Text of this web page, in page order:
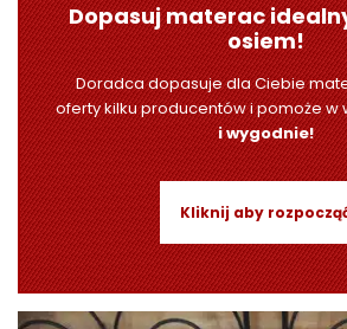
Dopasuj materac
osiem!
Doradca dopasuje dla Ciebie
oferty kilku producentów i pomoże
i wygodnie!
Kliknij aby